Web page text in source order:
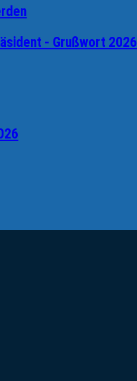
- Grußwort 2026